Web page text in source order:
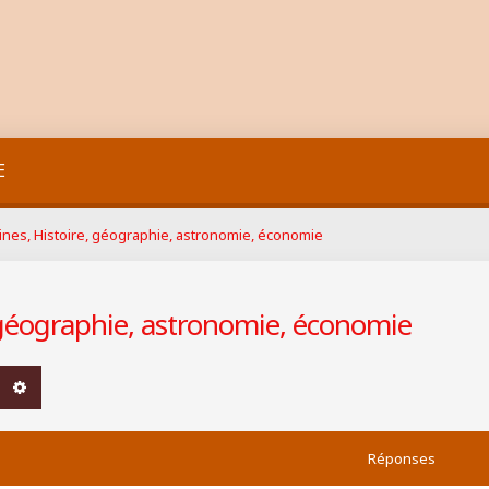
Histoire, géographie, astronomie, économie
astronomie, économie
Réponses